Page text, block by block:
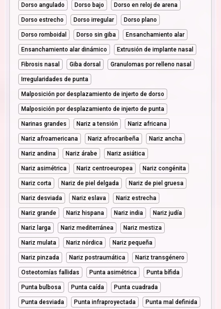
Dorso angulado Dorso bajo Dorso en reloj de arena
Dorso estrecho Dorso irregular Dorso plano
Dorso romboidal Dorso sin giba Ensanchamiento alar
Ensanchamiento alar dinámico Extrusión de implante nasal
Fibrosis nasal Giba dorsal Granulomas por relleno nasal
Irregularidades de punta
Malposición por desplazamiento de injerto de dorso
Malposición por desplazamiento de injerto de punta
Narinas grandes Nariz a tensión Nariz africana
Nariz afroamericana Nariz afrocaribeña Nariz ancha
Nariz andina Nariz árabe Nariz asiática
Nariz asimétrica Nariz centroeuropea Nariz congénita
Nariz corta Nariz de piel delgada Nariz de piel gruesa
Nariz desviada Nariz eslava Nariz estrecha
Nariz grande Nariz hispana Nariz india Nariz judía
Nariz larga Nariz mediterránea Nariz mestiza
Nariz mulata Nariz nórdica Nariz pequeña
Nariz pinzada Nariz postraumática Nariz transgénero
Osteotomías fallidas Punta asimétrica Punta bífida
Punta bulbosa Punta caída Punta cuadrada
Punta desviada Punta infraproyectada Punta mal definida